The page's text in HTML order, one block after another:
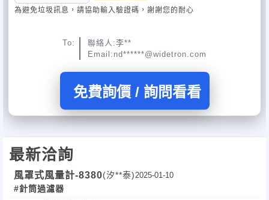
為避免垃圾訊息，請協助輸入驗證碼，謝謝您的耐心
To:
聯絡人:李**
Email:nd******@widetron.com
免費詢價 / 詢問看看
最新洽詢
風罩式風量計-8380(汐**泰)2025-01-10
#針筒過濾器